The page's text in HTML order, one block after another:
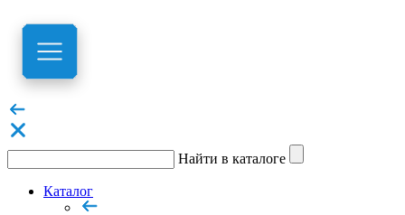
Найти в каталоге
Каталог